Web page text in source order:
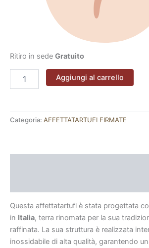
Ritiro in sede Gratuito
Aggiungi al carrello
Categoria: AFFETTATARTUFI FIRMATE
Questa affettatartufi è stata progettata
in Italia, terra rinomata per la sua
raffinata. La sua struttura è realizzata
inossidabile di alta qualità, garantendo